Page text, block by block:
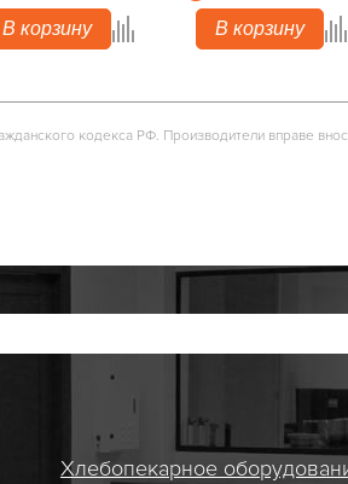
В корзину
В корзину
кодекса РФ. Производители вправе
Хлебопекарное